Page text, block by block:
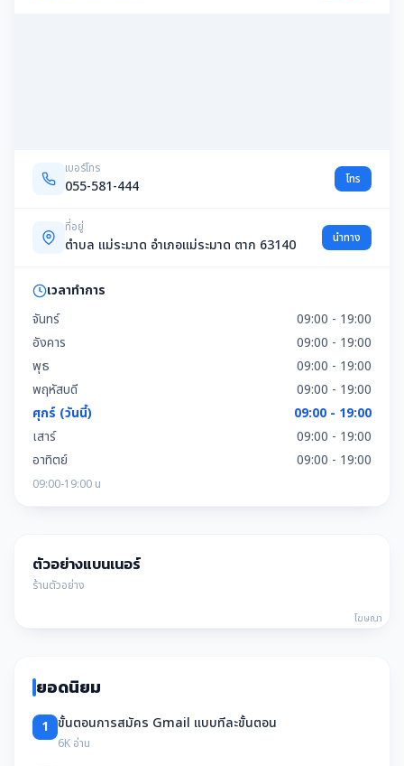
เบอร์โทร
055-581-444 โทร
ที่อยู่
ตำบล แม่ระมาด อำเภอแม่ระมาด ตาก 63140 นำทาง
เวลาทำการ
จันทร์
09:00 - 19:00
อังคาร
09:00 - 19:00
พุธ
09:00 - 19:00
พฤหัสบดี
09:00 - 19:00
ศุกร์ (วันนี้)
09:00 - 19:00
เสาร์
09:00 - 19:00
อาทิตย์
09:00 - 19:00
09:00-19:00 น
ตัวอย่างแบนเนอร์
ร้านตัวอย่าง
โฆษณา
ยอดนิยม
1 ขั้นตอนการสมัคร Gmail แบบทีละขั้นตอน
6K อ่าน